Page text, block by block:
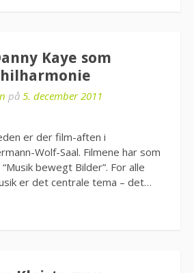
Kaye som
på 5. december 2011
er der film-aften i
Wolf-Saal. Filmene har som
bewegt Bilder”. For alle
er det centrale tema – det…